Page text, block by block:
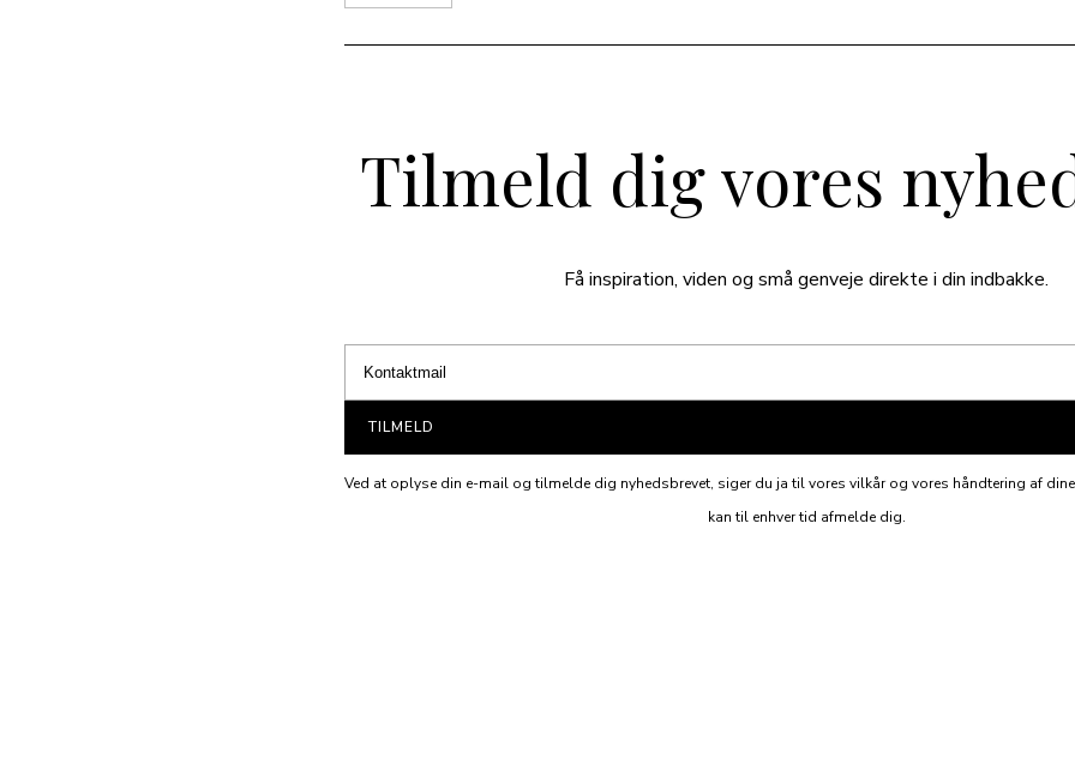
Tilmeld dig vores
Få inspiration, viden og små genveje direkte i din indbakke.
TILMELD
Ved at oplyse din e-mail og tilmelde dig nyhedsbrevet, siger du ja til vores vilkår og vores håndtering af
kan til enhver tid afmelde dig.